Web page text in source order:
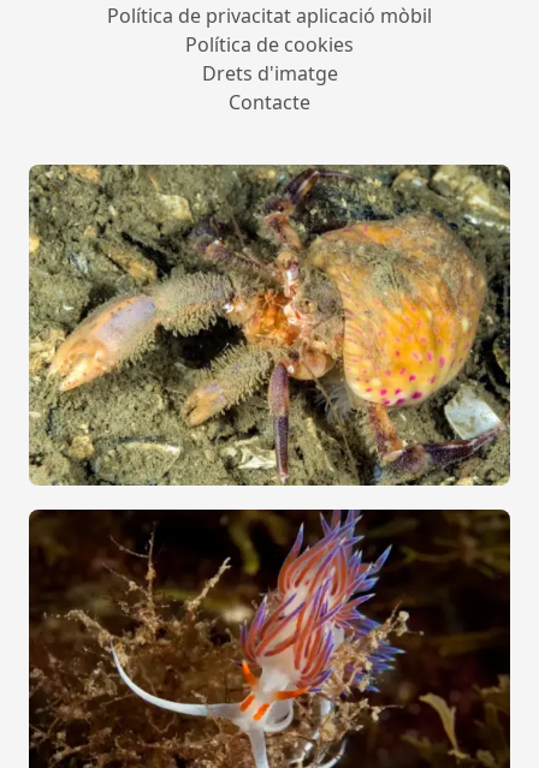
Política de privacitat aplicació mòbil
Política de cookies
Drets d'imatge
Contacte